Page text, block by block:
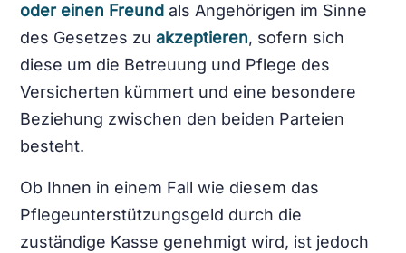
oder einen Freund als Angehörigen im Sinne
des Gesetzes zuakzeptieren, sofern sich
diese um die Betreuung und Pflege des
Versicherten kümmert und eine besondere
Beziehung zwischen den beiden Parteien
besteht.
Ob Ihnen in einem Fall wie diesem das
Pflegeunterstützungsgeld durch die
zuständige Kasse genehmigt wird, ist jedoch